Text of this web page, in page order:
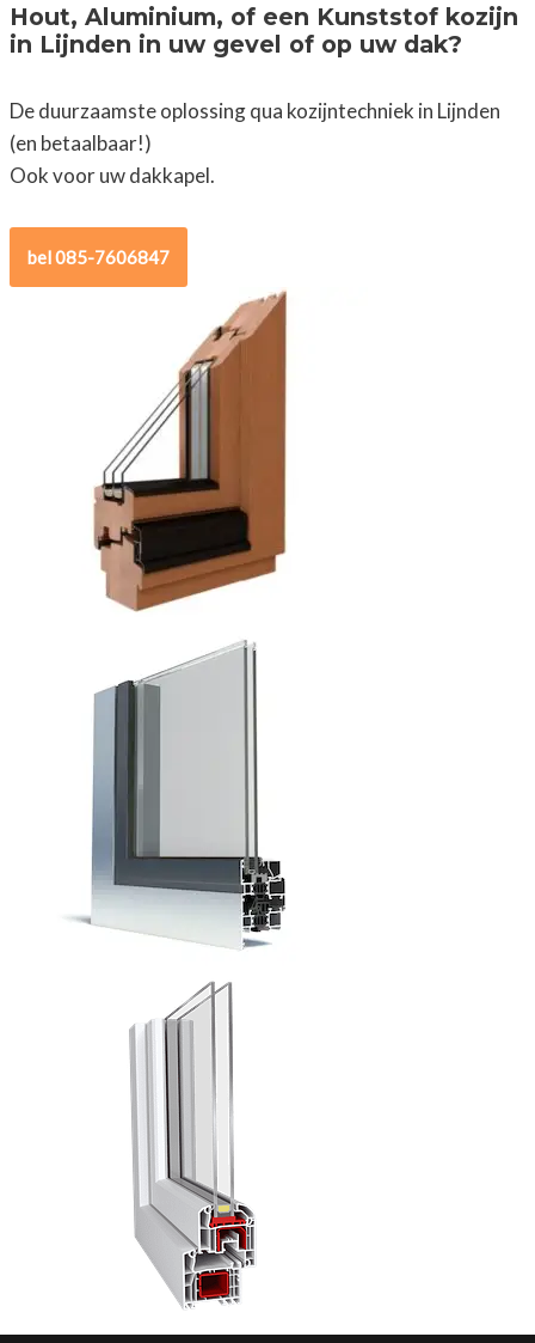
Hout, Aluminium, of een Kunststof kozijn
in Lijnden in uw gevel of op uw dak?
De duurzaamste oplossing qua kozijntechniek in Lijnden
(en betaalbaar!)
Ook voor uw dakkapel.
bel 085-7606847